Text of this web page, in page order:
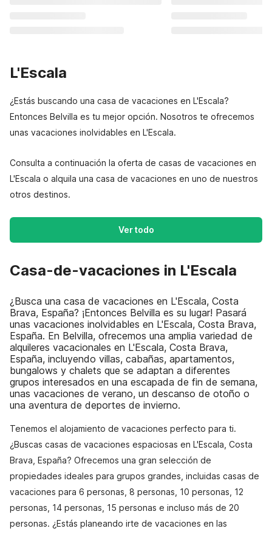
L'Escala
¿Estás buscando una casa de vacaciones en L'Escala?
Entonces Belvilla es tu mejor opción. Nosotros te ofrecemos
unas vacaciones inolvidables en L'Escala.
Consulta a continuación la oferta de casas de vacaciones en
L'Escala o alquila una casa de vacaciones en uno de nuestros
otros destinos.
Ver todo
Casa-de-vacaciones in L'Escala
¿Busca una casa de vacaciones en L'Escala, Costa
Brava, España? ¡Entonces Belvilla es su lugar! Pasará
unas vacaciones inolvidables en L'Escala, Costa Brava,
España. En Belvilla, ofrecemos una amplia variedad de
alquileres vacacionales en L'Escala, Costa Brava,
España, incluyendo villas, cabañas, apartamentos,
bungalows y chalets que se adaptan a diferentes
grupos interesados en una escapada de fin de semana,
unas vacaciones de verano, un descanso de otoño o
una aventura de deportes de invierno.
Tenemos el alojamiento de vacaciones perfecto para ti.
¿Buscas casas de vacaciones espaciosas en L'Escala, Costa
Brava, España? Ofrecemos una gran selección de
propiedades ideales para grupos grandes, incluidas casas de
vacaciones para 6 personas, 8 personas, 10 personas, 12
personas, 14 personas, 15 personas e incluso más de 20
personas. ¿Estás planeando irte de vacaciones en las